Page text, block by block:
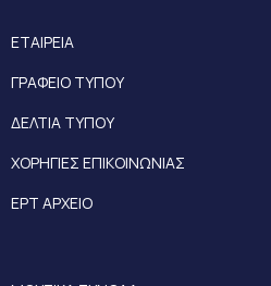
ΕΤΑΙΡΕΙΑ
ΓΡΑΦΕΙΟ ΤΥΠΟΥ
ΔΕΛΤΙΑ ΤΥΠΟΥ
ΧΟΡΗΓΙΕΣ ΕΠΙΚΟΙΝΩΝΙΑΣ
ΕΡΤ ΑΡΧΕΙΟ